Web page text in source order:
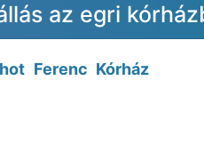
az egri
Ferenc Kórház